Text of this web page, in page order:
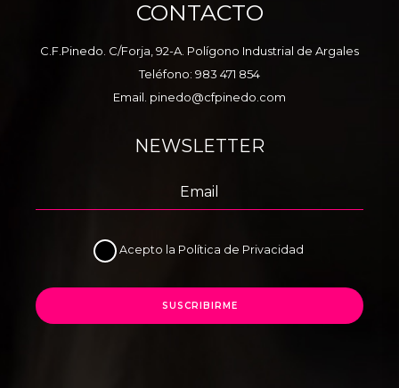
CONTACTO
C.F.Pinedo. C/Forja, 92-A. Polígono Industrial de Argales
Teléfono: 983 471 854
Email. pinedo@cfpinedo.com
NEWSLETTER
Acepto la Política de Privacidad
SUSCRIBIRME